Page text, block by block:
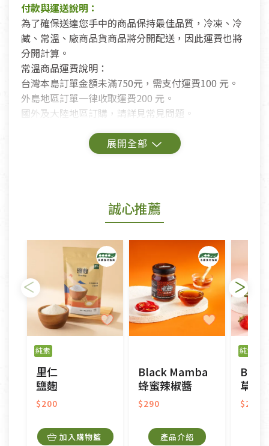
付款與運送說明：
為了確保送達您手中的商品保持最佳品質，冷凍、冷
藏、常溫、廠商品貨商品將分開配送，因此運費也將
分開計算。
常溫商品運費說明：
台灣本島訂單金額未滿750元，需支付運費100 元。
外島地區訂單一律收取運費200 元。
國外及大陸地區訂購，請詳見常見問題。
鑑賞期商品說明：
若您購買的商品有下列「不適用七天鑑賞期商品」情
形者，除商品瑕疵以外，恕不接受退換貨.
依消保法之規定提供該商品七天免費鑑賞期(含例假
日)的服務，原則上若商品未經使用或被汙損(除商品
瑕疵)，一般皆可申請退換貨。
不適用七天鑑賞期商品：
以數位或電磁紀錄形式儲存之商品、易於變質或損壞
之商品、以及性質上無法或不適合退換之商品：如
CD、VCD、DVD、電腦軟體，若產品瑕疵無法讀取僅
接受原片換新。
衣飾鞋類-如T恤，如於送達後水洗或污損者。
美容保養用品、內衣褲、襪子、口罩等私人消耗性產
內衣褲、襪子、口罩個人衛生用品除商品本身有瑕疵
誠心推薦
純素
里仁
鹽麴
$200
加入購物籃
Black Mamba
蜂蜜辣椒醬
$290
產品介紹
純素
草莓
$290